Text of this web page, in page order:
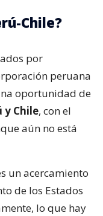
Chile?
por
peruana
oportunidad de
y Chile, con el
aún no está
un acercamiento
de los Estados
lo que hay